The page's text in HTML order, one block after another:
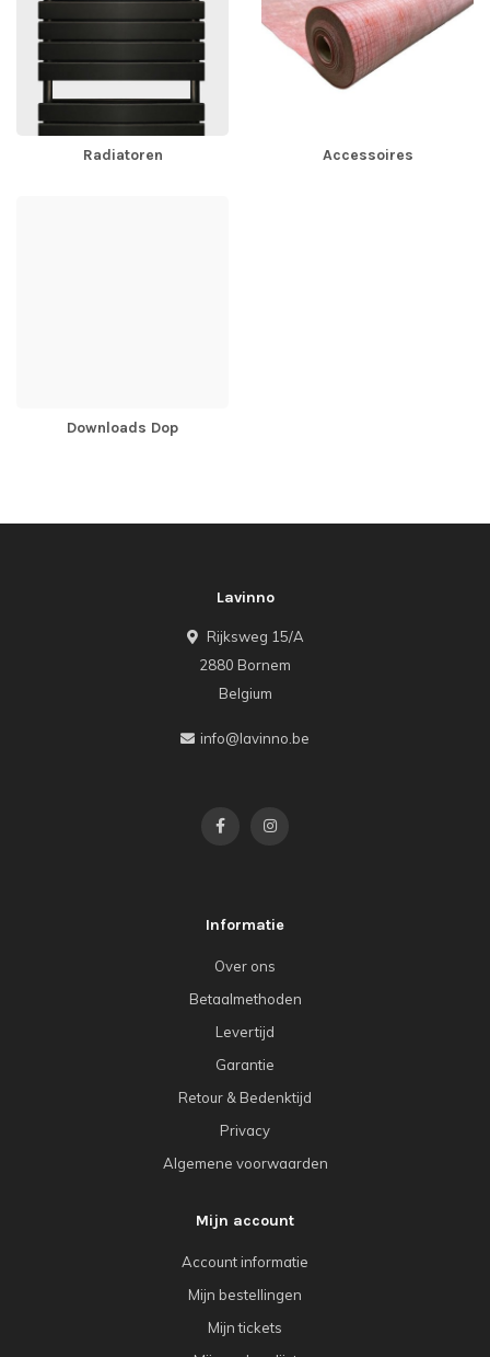
Radiatoren Accessoires
Downloads Dop
Lavinno
Rijksweg 15/A
2880 Bornem
Belgium
info@lavinno.be
Informatie
Over ons
Betaalmethoden
Levertijd
Garantie
Retour & Bedenktijd
Privacy
Algemene voorwaarden
Mijn account
Account informatie
Mijn bestellingen
Mijn tickets